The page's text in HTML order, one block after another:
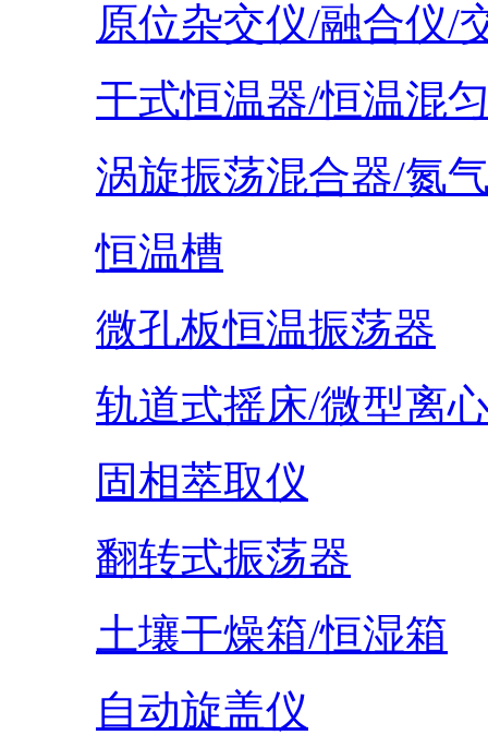
原位杂交仪/融合仪/
干式恒温器/恒温混
涡旋振荡混合器/氮
恒温槽
微孔板恒温振荡器
轨道式摇床/微型离
固相萃取仪
翻转式振荡器
土壤干燥箱/恒湿箱
自动旋盖仪